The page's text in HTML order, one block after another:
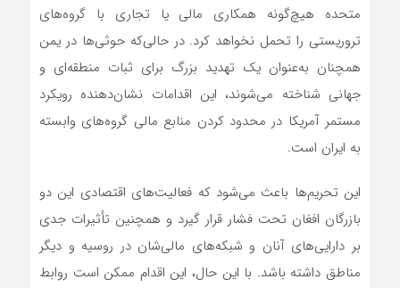
متحده هیچ‌گونه همکاری مالی یا تجاری با گروه‌های
تروریستی را تحمل نخواهد کرد. در حالی‌که حوثی‌ها در یمن
همچنان به‌عنوان یک تهدید بزرگ برای ثبات منطقه‌ای و
جهانی شناخته می‌شوند، این اقدامات نشان‌دهنده رویکرد
مستمر آمریکا در محدود کردن منابع مالی گروه‌های وابسته
به ایران است.
این تحریم‌ها باعث می‌شود که فعالیت‌های اقتصادی این دو
بازرگان افغان تحت فشار قرار گیرد و همچنین تأثیرات جدی
بر دارایی‌های آنان و شبکه‌های مالی‌شان در روسیه و دیگر
مناطق داشته باشد. با این حال، این اقدام ممکن است روابط